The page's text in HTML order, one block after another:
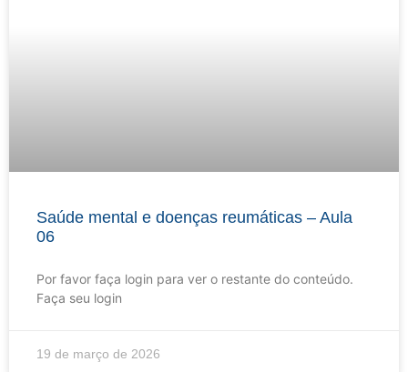
Saúde mental e doenças reumáticas – Aula
06
Por favor faça login para ver o restante do conteúdo.
Faça seu login
19 de março de 2026